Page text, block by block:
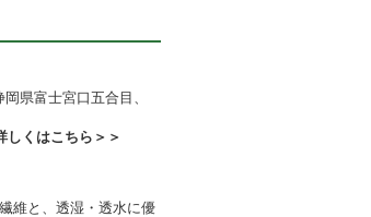
県富士宮口五合目、
しくはこちら＞＞
維と、透湿・透水に優